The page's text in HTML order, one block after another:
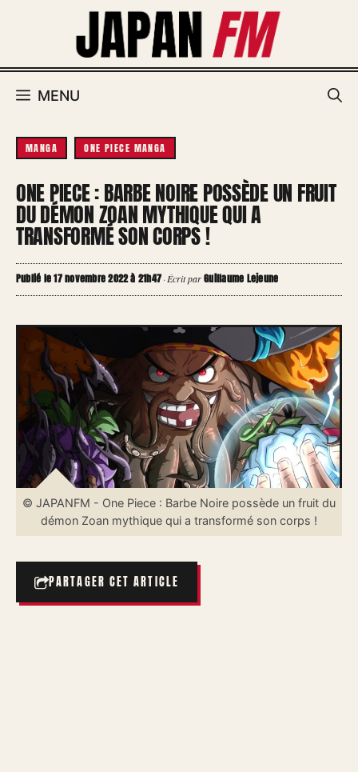
MENU
MANGA ONE PIECE MANGA
ONE PIECE : BARBE NOIRE POSSÈDE UN FRUIT
DU DÉMON ZOAN MYTHIQUE QUI A
TRANSFORMÉ SON CORPS !
Publié le 17 novembre 2022 à 21h47·Écrit parGuillaume Lejeune
© JAPANFM - One Piece : Barbe Noire possède un fruit du
démon Zoan mythique qui a transformé son corps !
PARTAGER CET ARTICLE